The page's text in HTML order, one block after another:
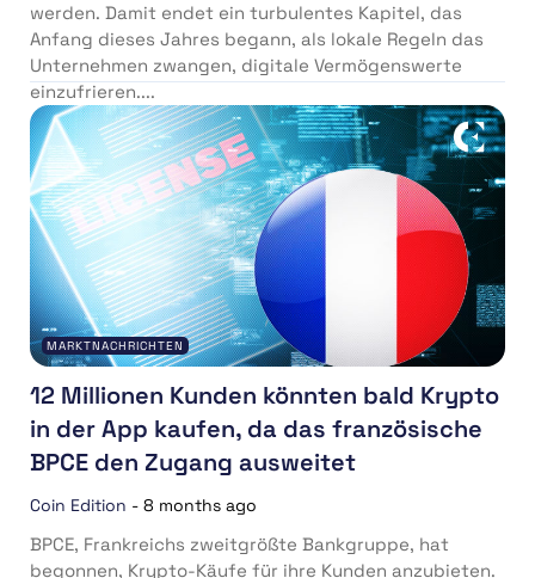
werden. Damit endet ein turbulentes Kapitel, das
Anfang dieses Jahres begann, als lokale Regeln das
Unternehmen zwangen, digitale Vermögenswerte
einzufrieren....
MARKTNACHRICHTEN
12 Millionen Kunden könnten bald Krypto
in der App kaufen, da das französische
BPCE den Zugang ausweitet
Coin Edition - 8 months ago
BPCE, Frankreichs zweitgrößte Bankgruppe, hat
begonnen, Krypto-Käufe für ihre Kunden anzubieten.